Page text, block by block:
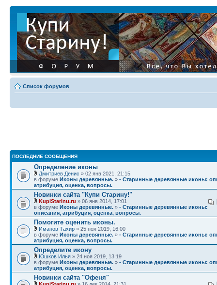
Список форумов
ПОСЛЕДНИЕ СООБЩЕНИЯ
Определение иконы
Дмитриев Денис » 02 янв 2021, 21:15
в форуме Иконы деревянные. » - Старинные деревянные иконы:
атрибуция, оценка, вопросы.
Новинки сайта "Купи Старину!"
KupiStarinu.ru » 06 янв 2014, 17:01
в форуме Иконы деревянные. » - Старинные деревянные иконы:
описания, атрибуция, оценка, вопросы.
Помогите оценить иконы.
Иманов Тахир » 25 ноя 2019, 16:00
в форуме Иконы деревянные. » - Старинные деревянные иконы:
атрибуция, оценка, вопросы.
Определите икону
Юшков Илья » 24 ноя 2019, 13:19
в форуме Иконы деревянные. » - Старинные деревянные иконы:
атрибуция, оценка, вопросы.
Новинки сайта "Офеня"
KupiStarinu.ru » 16 дек 2014, 21:31